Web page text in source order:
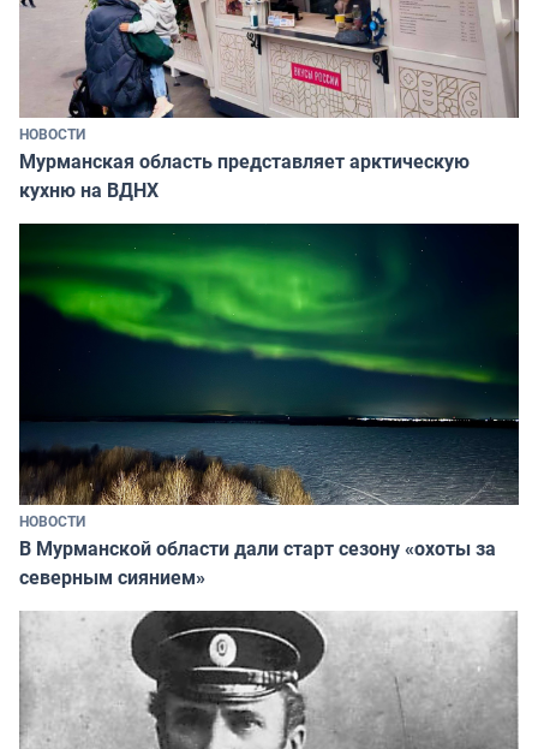
НОВОСТИ
Мурманская область представляет арктическую
кухню на ВДНХ
НОВОСТИ
В Мурманской области дали старт сезону «охоты за
северным сиянием»